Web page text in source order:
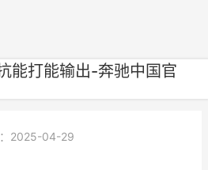
能打能输出-奔驰中国官
2025-04-29